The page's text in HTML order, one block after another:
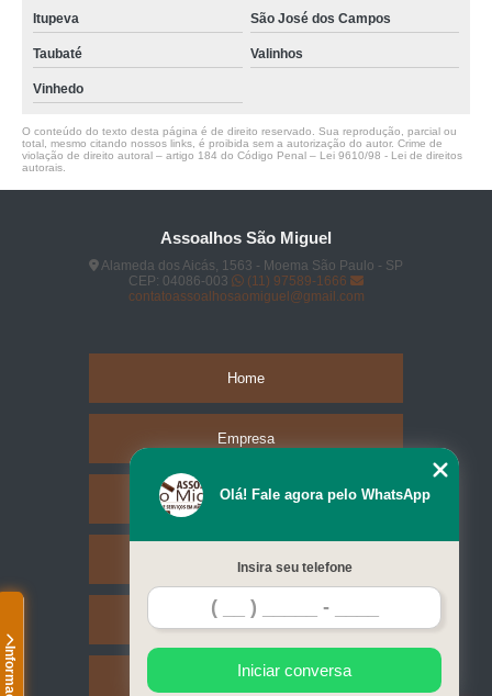
Itupeva São José dos Campos
Taubaté Valinhos
Vinhedo
O conteúdo do texto desta página é de direito reservado. Sua reprodução, parcial ou
total, mesmo citando nossos links, é proibida sem a autorização do autor. Crime de
violação de direito autoral – artigo 184 do Código Penal – Lei 9610/98 - Lei de direitos
autorais
Assoalhos São Miguel
Alameda dos Aicás, 1563 - Moema São Paulo - SP
CEP: 04086-003
(11) 97589-1666
contatoassoalhosaomiguel@gmail.com
Home
Empresa
Missão
Serviços
Contato
Mapa do site
Olá! Fale agora pelo WhatsApp
Insira seu telefone
Iniciar conversa